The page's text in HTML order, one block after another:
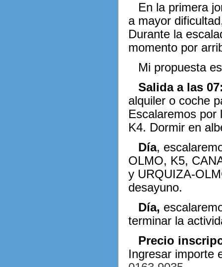
En la primera
a mayor
Durante la
momento por
Mi propuesta
Salida a las
alquiler o coche
Escalaremos por
K4. Dormir en
Día,
OLMO, K5,
y URQUIZA-
desayuno.
Día,
terminar la
Precio
Ingresar importe